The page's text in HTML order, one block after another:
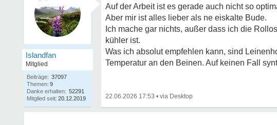
Islandfan
Mitglied
Beiträge: 37097
Themen: 9
Danke erhalten: 52291
Mitglied seit: 20.12.2019
Auf der Arbeit ist es gerade auch nicht so
Aber mir ist alles lieber als ne eiskalte Bude.
Ich mache gar nichts, außer dass ich die
kühler ist.
Was ich absolut empfehlen kann, sind
Temperatur an den Beinen. Auf keinen Fall
22.06.2026 17:53 •